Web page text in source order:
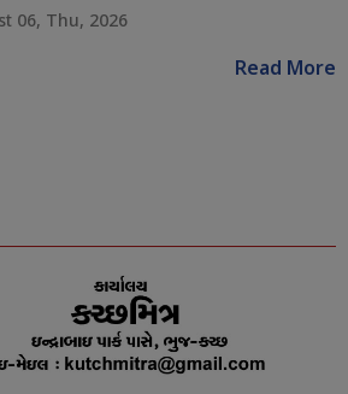
06, Thu, 2026
Read More